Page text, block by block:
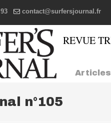
contact@surfersjournal.fr
Articles
n°105